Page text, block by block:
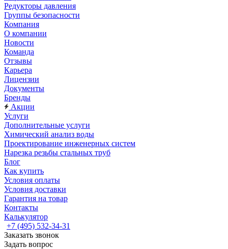
Редукторы давления
Группы безопасности
Компания
О компании
Новости
Команда
Отзывы
Карьера
Лицензии
Документы
Бренды
Акции
Услуги
Дополнительные услуги
Химический анализ воды
Проектирование инженерных систем
Нарезка резьбы стальных труб
Блог
Как купить
Условия оплаты
Условия доставки
Гарантия на товар
Контакты
Калькулятор
+7 (495) 532‑34‑31
Заказать звонок
Задать вопрос